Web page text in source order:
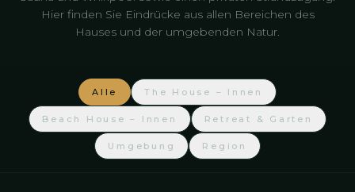
Hier finden Sie Eindrücke aus allen Bereichen des
Hauses und der umgebenden Natur.
Alle The House – Innen
Beach House – Innen Retreat & Garten
Umgebung Region